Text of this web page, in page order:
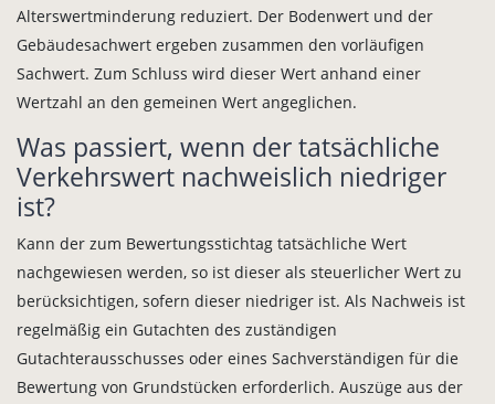
Alterswertminderung reduziert. Der Bodenwert und der
Gebäudesachwert ergeben zusammen den vorläufigen
Sachwert. Zum Schluss wird dieser Wert anhand einer
Wertzahl an den gemeinen Wert angeglichen.
Was passiert, wenn der tatsächliche
Verkehrswert nachweislich niedriger
ist?
Kann der zum Bewertungsstichtag tatsächliche Wert
nachgewiesen werden, so ist dieser als steuerlicher Wert zu
berücksichtigen, sofern dieser niedriger ist. Als Nachweis ist
regelmäßig ein Gutachten des zuständigen
Gutachterausschusses oder eines Sachverständigen für die
Bewertung von Grundstücken erforderlich. Auszüge aus der